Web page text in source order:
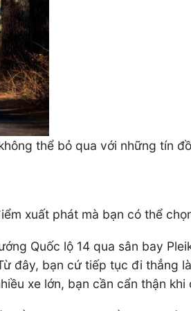
thể bỏ qua với những tín
xuất phát mà bạn có thể
Quốc lộ 14 qua sân bay
đây, bạn cứ tiếp tục đi thẳng
xe lớn, bạn cần cẩn thận khi